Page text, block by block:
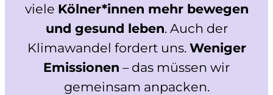
viele Kölner*innen mehr bewegen
und gesund leben. Auch der
Klimawandel fordert uns. Weniger
Emissionen – das müssen wir
gemeinsam anpacken.